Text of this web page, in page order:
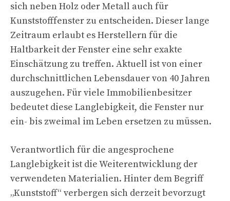
sich neben Holz oder Metall auch für
Kunststofffenster zu entscheiden. Dieser lange
Zeitraum erlaubt es Herstellern für die
Haltbarkeit der Fenster eine sehr exakte
Einschätzung zu treffen. Aktuell ist von einer
durchschnittlichen Lebensdauer von 40 Jahren
auszugehen. Für viele Immobilienbesitzer
bedeutet diese Langlebigkeit, die Fenster nur
ein- bis zweimal im Leben ersetzen zu müssen.
Verantwortlich für die angesprochene
Langlebigkeit ist die Weiterentwicklung der
verwendeten Materialien. Hinter dem Begriff
„Kunststoff“ verbergen sich derzeit bevorzugt